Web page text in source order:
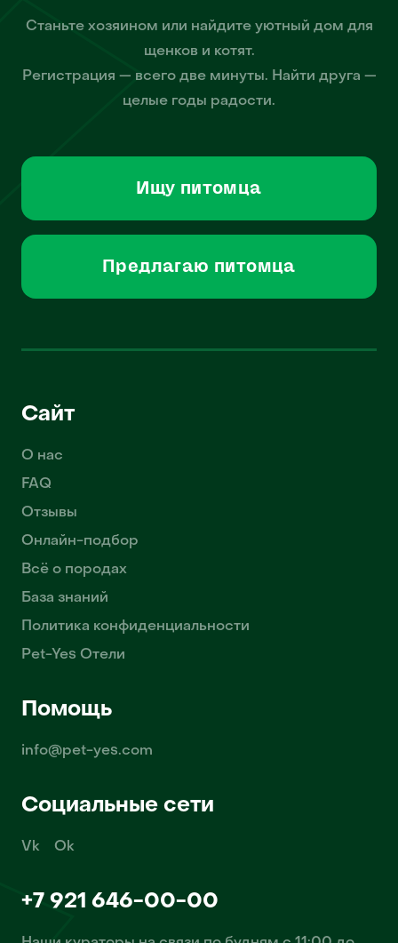
Станьте хозяином или найдите уютный дом для
щенков и котят.
Регистрация — всего две минуты. Найти друга —
целые годы радости.
Ищу питомца
Предлагаю питомца
Сайт
О нас
FAQ
Отзывы
Онлайн-подбор
Всё о породах
База знаний
Политика конфиденциальности
Pet-Yes Отели
Помощь
info@pet-yes.com
Социальные сети
Vk Ok
+7 921 646-00-00